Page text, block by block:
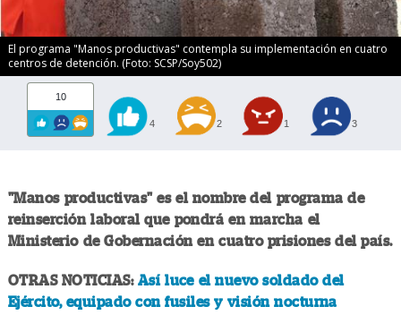
El programa "Manos productivas" contempla su implementación en cuatro
centros de detención. (Foto: SCSP/Soy502)
10
4 2 1 3
"Manos productivas" es el nombre del programa de
reinserción laboral que pondrá en marcha el
Ministerio de Gobernación en cuatro prisiones del país.
OTRAS NOTICIAS: Así luce el nuevo soldado del
Ejército, equipado con fusiles y visión nocturna